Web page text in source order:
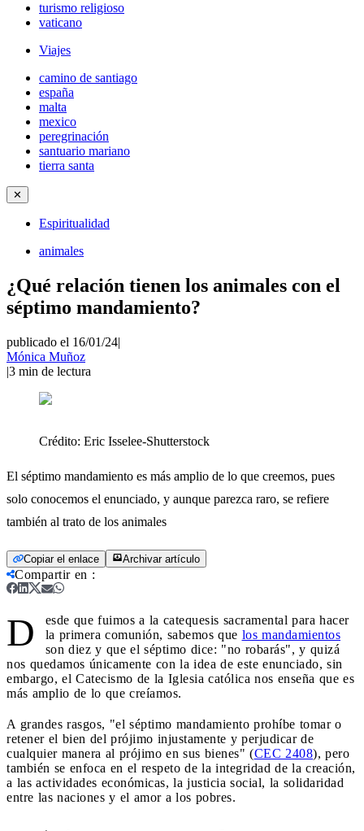
turismo religioso
vaticano
Viajes
camino de santiago
españa
malta
mexico
peregrinación
santuario mariano
tierra santa
✕
Espiritualidad
animales
¿Qué relación tienen los animales con el
séptimo mandamiento?
publicado el 16/01/24|
Mónica Muñoz
|3 min de lectura
Crédito: Eric Isselee-Shutterstock
El séptimo mandamiento es más amplio de lo que creemos, pues
solo conocemos el enunciado, y aunque parezca raro, se refiere
también al trato de los animales
Copiar el enlace Archivar artículo
Compartir en :
D
esde que fuimos a la catequesis sacramental para hacer
la primera comunión, sabemos que los mandamientos
son diez y que el séptimo dice: "no robarás", y quizá
nos quedamos únicamente con la idea de este enunciado, sin
embargo, el Catecismo de la Iglesia católica nos enseña que es
más amplio de lo que creíamos.
A grandes rasgos, "el séptimo mandamiento prohíbe tomar o
retener el bien del prójimo injustamente y perjudicar de
cualquier manera al prójimo en sus bienes" (CEC 2408), pero
también se enfoca en el respeto de la integridad de la creación,
a las actividades económicas, la justicia social, la solidaridad
entre las naciones y el amor a los pobres.